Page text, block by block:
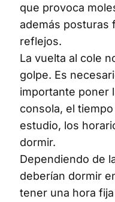
que provoca
además posturas
reflejos.
La vuelta al cole
golpe. Es
importante poner
consola, el
estudio, los
dormir.
Dependiendo de
deberían dormir
tener una hora